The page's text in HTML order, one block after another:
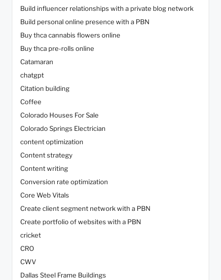
Build influencer relationships with a private blog network
Build personal online presence with a PBN
Buy thca cannabis flowers online
Buy thca pre-rolls online
Catamaran
chatgpt
Citation building
Coffee
Colorado Houses For Sale
Colorado Springs Electrician
content optimization
Content strategy
Content writing
Conversion rate optimization
Core Web Vitals
Create client segment network with a PBN
Create portfolio of websites with a PBN
cricket
CRO
CWV
Dallas Steel Frame Buildings